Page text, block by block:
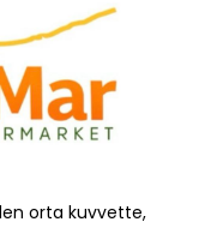
orta kuvvette,